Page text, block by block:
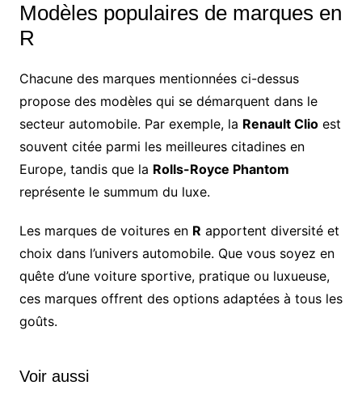
Modèles populaires de marques en
R
Chacune des marques mentionnées ci-dessus
propose des modèles qui se démarquent dans le
secteur automobile. Par exemple, la Renault Clioest
souvent citée parmi les meilleures citadines en
Europe, tandis que la Rolls-Royce Phantom
représente le summum du luxe.
Les marques de voitures en R apportent diversité et
choix dans l’univers automobile. Que vous soyez en
quête d’une voiture sportive, pratique ou luxueuse,
ces marques offrent des options adaptées à tous les
goûts.
Voir aussi